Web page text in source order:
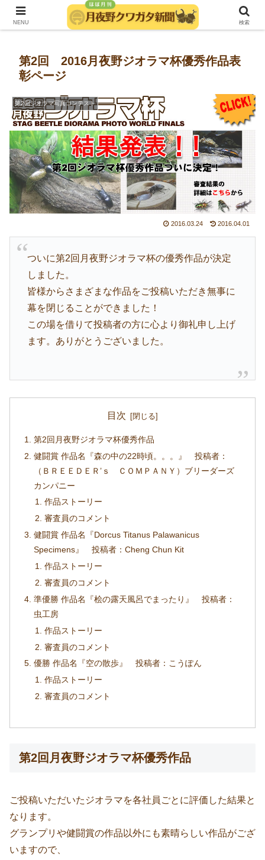
発行：月夜野きのこ園クワガタ菌床販売部
第2回 2016月夜野ジオラマ杯優秀作品表
彰ページ
第2回ジオラマ写真コンテスト
2016.03.24 2016.04.01
ついに第2回月夜野ジオラマ杯の優秀作品が決定
しました。
皆様からさまざまな作品をご投稿いただき無事に
幕を閉じることができました！
この場を借りて投稿者の方に心より御礼申し上げ
ます。ありがとうございました。
目次
第2回月夜野ジオラマ杯優秀作品
健闘賞 作品名『森の中の22時頃。。。』 投稿者：
（ＢＲＥＥＤＥＲ’ｓ ＣＯＭＰＡＮＹ）ブリーダーズ
カンパニー
作品ストーリー
審査員のコメント
健闘賞 作品名『Dorcus Titanus Palawanicus
Specimens』 投稿者：Cheng Chun Kit
作品ストーリー
審査員のコメント
準優勝 作品名『桧の露天風呂でまったり』 投稿者：
虫工房
作品ストーリー
審査員のコメント
優勝 作品名『空の散歩』 投稿者：こうぽん
作品ストーリー
審査員のコメント
第2回月夜野ジオラマ杯優秀作品
ご投稿いただいたジオラマを各社員ごとに評価した結果と
なります。
グランプリや健闘賞の作品以外にも素晴らしい作品がござ
いますので、
NENU 検索